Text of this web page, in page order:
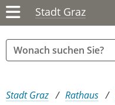
Stadt Graz
Sie sind hier:
Stadt Graz Rathaus